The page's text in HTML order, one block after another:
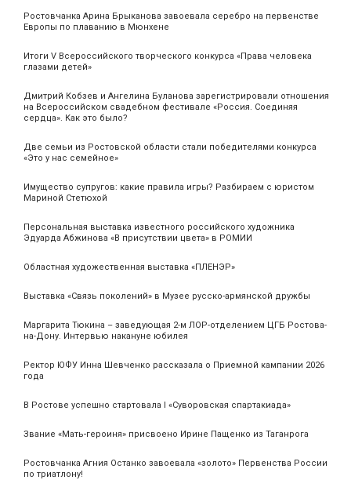
Ростовчанка Арина Брыканова завоевала серебро на первенстве
Европы по плаванию в Мюнхене
Итоги V Всероссийского творческого конкурса «Права человека
глазами детей»
Дмитрий Кобзев и Ангелина Буланова зарегистрировали отношения
на Всероссийском свадебном фестивале «Россия. Соединяя
сердца». Как это было?
Две семьи из Ростовской области стали победителями конкурса
«Это у нас семейное»
Имущество супругов: какие правила игры? Разбираем с юристом
Мариной Стетюхой
Персональная выставка известного российского художника
Эдуарда Абжинова «В присутствии цвета» в РОМИИ
Областная художественная выставка «ПЛЕНЭР»
Выставка «Связь поколений» в Музее русско-армянской дружбы
Маргарита Тюкина – заведующая 2-м ЛОР-отделением ЦГБ Ростова-
на-Дону. Интервью накануне юбилея
Ректор ЮФУ Инна Шевченко рассказала о Приемной кампании 2026
года
В Ростове успешно стартовала I «Суворовская спартакиада»
Звание «Мать‑героиня» присвоено Ирине Пащенко из Таганрога
Ростовчанка Агния Останко завоевала «золото» Первенства России
по триатлону!